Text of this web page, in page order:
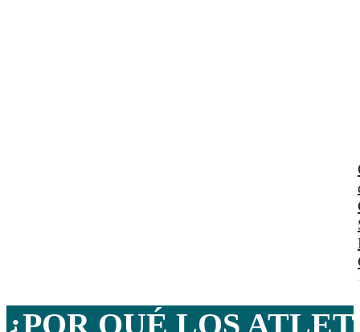
¿POR QUÉ LOS